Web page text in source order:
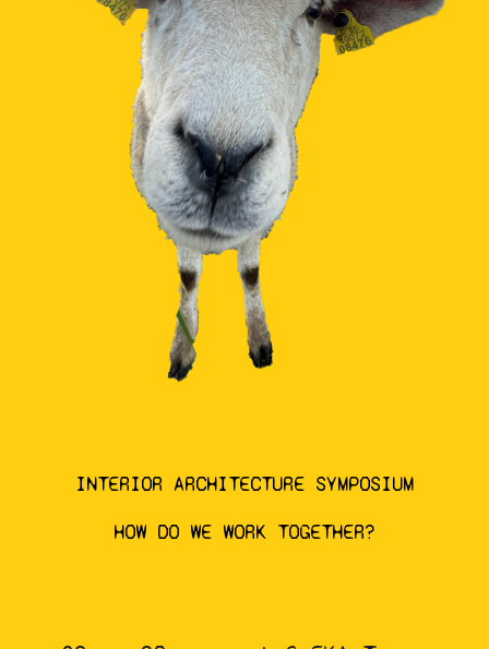
INTERIOR ARCHITECTURE SYMPOSIUM
HOW DO WE WORK TOGETHER?